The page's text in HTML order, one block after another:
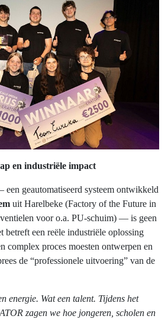
en industriële impact
geautomatiseerd systeem ontwikkeld
uit Harelbeke (Factory of the Future in
voor o.a. PU-schuim) — is geen
betreft een reële industriële oplossing
complex proces moesten ontwerpen en
de “professionele uitvoering” van de
energie. Wat een talent. Tijdens het
zagen we hoe jongeren, scholen en